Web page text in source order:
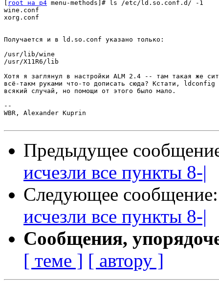
root на p4 menu-methods]# ls /etc/ld.so.conf.d/ -1
wine.conf
xorg.conf
Получается и в ld.so.conf указано только:
/usr/lib/wine
/usr/X11R6/lib
Хотя я заглянул в настройки ALM 2.4 -- там такая же
всё-такм руками что-то дописать сюда? Кстати,
всякий случай, но помощи от этого было мало.
--
WBR, Alexander Kuprin
Предыдущее
исчезли все пункты 8-|
Следующее
исчезли все пункты 8-|
Сообщения,
[ теме ] [ автору ]